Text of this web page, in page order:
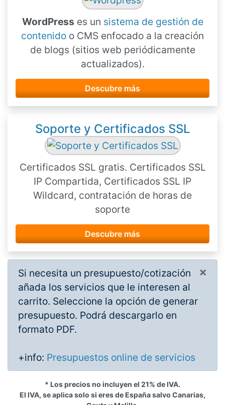
WordPress es un sistema de gestión de
contenido o CMS enfocado a la creación
de blogs (sitios web periódicamente
actualizados).
Descubre más
Soporte y Certificados SSL
Certificados SSL gratis. Certificados SSL
IP Compartida, Certificados SSL IP
Wildcard, contratación de horas de
soporte
Descubre más
×
Si necesita un presupuesto/cotización
añada los servicios que le interesen al
carrito. Seleccione la opción de generar
presupuesto. Podrá descargarlo en
formato PDF.
+info: Presupuestos online de servicios
* Los precios no incluyen el 21% de IVA.
El IVA, se aplica solo si eres de España salvo Canarias,